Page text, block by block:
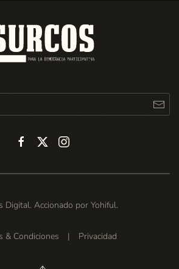
Digital. Accionado por Yohiful.
& Condiciones | Privacidad